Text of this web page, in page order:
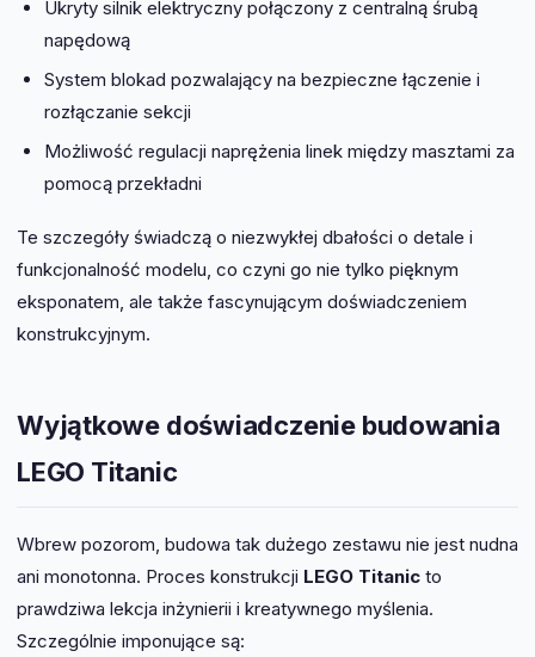
Ukryty silnik elektryczny połączony z centralną śrubą
napędową
System blokad pozwalający na bezpieczne łączenie i
rozłączanie sekcji
Możliwość regulacji naprężenia linek między masztami za
pomocą przekładni
Te szczegóły świadczą o niezwykłej dbałości o detale i
funkcjonalność modelu, co czyni go nie tylko pięknym
eksponatem, ale także fascynującym doświadczeniem
konstrukcyjnym.
Wyjątkowe doświadczenie budowania
LEGO Titanic
Wbrew pozorom, budowa tak dużego zestawu nie jest nudna
ani monotonna. Proces konstrukcji LEGO Titanic to
prawdziwa lekcja inżynierii i kreatywnego myślenia.
Szczególnie imponujące są: